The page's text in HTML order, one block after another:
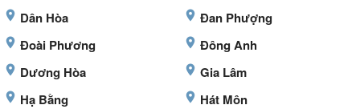
Dân Hòa
Đan Phượng
Đoài Phương
Đông Anh
Dương Hòa
Gia Lâm
Hạ Bằng
Hát Môn